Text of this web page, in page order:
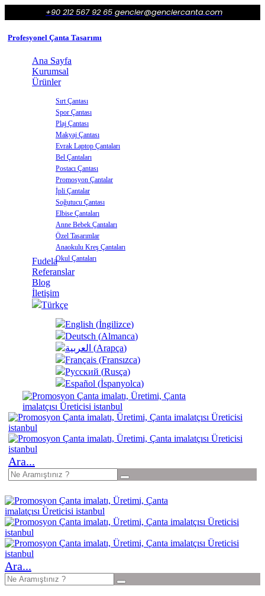
+90 212 567 92 65 gencler@genclercanta.com
Profesyonel Çanta Tasarımı
Ana Sayfa
Kurumsal
Ürünler
Sırt Çantası
Spor Çantası
Plaj Çantası
Makyaj Çantası
Evrak Laptop Çantaları
Bel Çantaları
Postacı Çantası
Promosyon Çantalar
İpli Çantalar
Soğutucu Çantası
Elbise Çantaları
Anne Bebek Çantaları
Özel Tasarımlar
Anaokulu Kreş Çantaları
Okul Çantaları
Fudela
Referanslar
Blog
İletişim
Türkçe
English (İngilizce)
Deutsch (Almanca)
العربية (Arapça)
Français (Fransızca)
Русский (Rusça)
Español (İspanyolca)
Ara...
Ara...